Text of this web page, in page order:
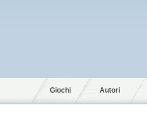
Giochi Autori